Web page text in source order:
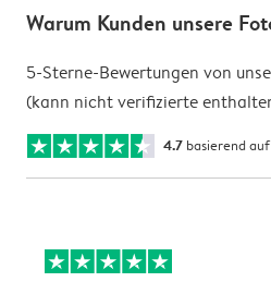
Warum Kunden unsere
5-Sterne-Bewertungen von
(kann nicht verifizierte
4.7 basierend auf